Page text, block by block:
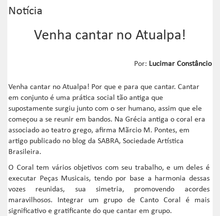
Notícia
Venha cantar no Atualpa!
Por: Lucimar Constâncio
Venha cantar no Atualpa! Por que e para que cantar. Cantar
em conjunto é uma prática social tão antiga que
supostamente surgiu junto com o ser humano, assim que ele
começou a se reunir em bandos. Na Grécia antiga o coral era
associado ao teatro grego, afirma Mãrcio M. Pontes, em
artigo publicado no blog da SABRA, Sociedade Artística
Brasileira.
O Coral tem vários objetivos com seu trabalho, e um deles é
executar Peças Musicais, tendo por base a harmonia dessas
vozes reunidas, sua simetria, promovendo acordes
maravilhosos. Integrar um grupo de Canto Coral é mais
significativo e gratificante do que cantar em grupo.